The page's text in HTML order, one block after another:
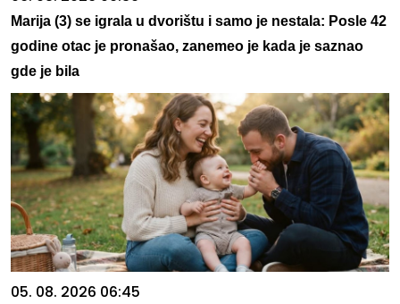
Marija (3) se igrala u dvorištu i samo je nestala: Posle 42
godine otac je pronašao, zanemeo je kada je saznao
gde je bila
05. 08. 2026 06:45